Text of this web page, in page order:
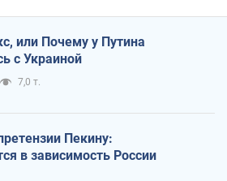
или Почему у Путина
с Украиной
7,0 т.
Пекину:
в зависимость России